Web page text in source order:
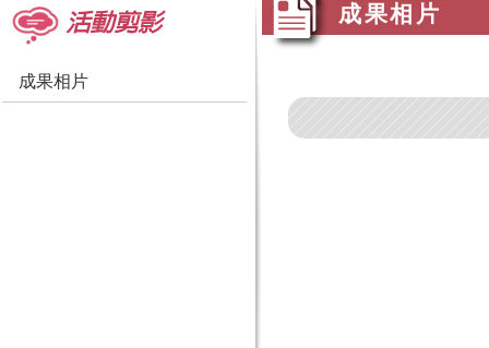
活動剪影
成果相片
成果相片